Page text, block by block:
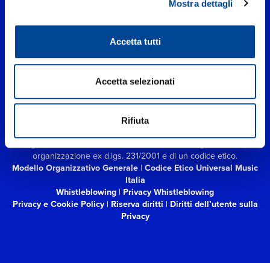
Mostra dettagli
Accetta tutti
Accetta selezionati
Rifiuta
UNIVERSAL MUSIC ITALIA s.r.l. (Società con unico socio) | Via
P.IVA IT03802730154 Iscritta al REA di Milano con il numero
966135 in data 29/06/1977Capitale sociale Euro 2.000.000
interamente versato.
Universal Music Italia, nel rispetto delle best practices in tema di
organizzazione ex d.lgs. 231/2001 e di un codice etico.
Modello Organizzativo Generale | Codice Etico Universal Music
Italia
Whistleblowing | Privacy Whistleblowing
Privacy e Cookie Policy| Riserva diritti | Diritti dell’utente sulla
Privacy